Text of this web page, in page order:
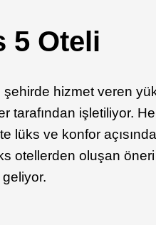
5 Oteli
hizmet veren
tarafından işletiliyor.
lüks ve konfor
otellerden oluşan
geliyor.